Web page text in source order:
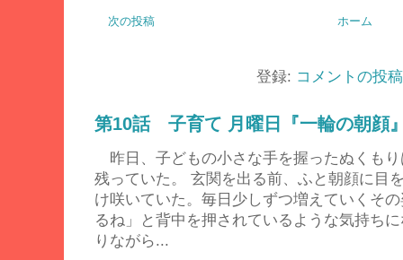
次の投稿 ホーム
登録: コメントの投
第10話 子育て 月曜日『一輪の朝顔
昨日、子どもの小さな手を握ったぬくも
残っていた。 玄関を出る前、ふと朝顔に目
け咲いていた。毎日少しずつ増えていくそ
るね」と背中を押されているような気持ち
りながら...